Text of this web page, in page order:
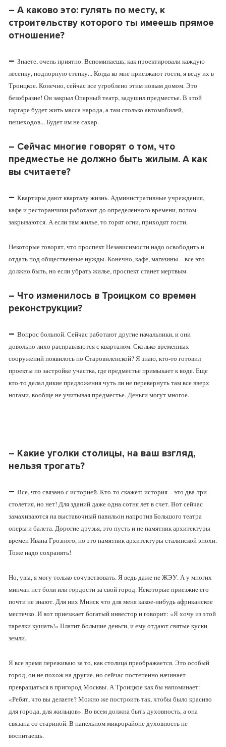
– А каково это: гулять по месту, к
строительству которого ты имеешь прямое
отношение?
– Знаете, очень приятно. Вспоминаешь, как проектировали каждую
лесенку, подпорную стенку... Когда ко мне приезжают гости, я веду их в
Троицкое. Конечно, сейчас все угроблено этим новым домом. Это
безобразие! Он закрыл Оперный театр, задушил предместье. В этой
гаргаре будет жить масса народа, а там столько автомобилей,
пешеходов... Будет им не сахар.
– Сейчас многие говорят о том, что
предместье не должно быть жилым. А как
вы считаете?
– Квартиры дают кварталу жизнь. Административные учреждения,
кафе и ресторанчики работают до определенного времени, потом
закрываются. А если там жилье, то горят огни, приходят гости.
Некоторые говорят, что проспект Независимости надо освободить и
отдать под общественные нужды. Конечно, кафе, магазины – все это
должно быть, но если убрать жилье, проспект станет мертвым.
– Что изменилось в Троицком со времен
реконструкции?
– Вопрос больной. Сейчас работают другие начальники, и они
довольно лихо расправляются с кварталом. Сколько временных
сооружений появилось по Старовиленской? Я знаю, кто-то готовил
проекты по застройке участка, где предместье примыкает к воде. Еще
кто-то делал дикие предложения чуть ли не перевернуть там все вверх
ногами, вообще не учитывая предместье. Деньги могут многое.
– Какие уголки столицы, на ваш взгляд,
нельзя трогать?
– Все, что связано с историей. Кто-то скажет: история – это два-три
столетия, но нет! Для зданий даже одна сотня лет в счет. Вот сейчас
замахиваются на выставочный павильон напротив Большого театра
оперы и балета. Дорогие друзья, это пусть и не памятник архитектуры
времен Ивана Грозного, но это памятник архитектуры сталинской эпохи.
Тоже надо сохранять!
Но, увы, я могу только сочувствовать. Я ведь даже не ЖЭУ. А у многих
минчан нет боли или гордости за свой город. Некоторые приезжие его
почти не знают. Для них Минск что для меня какое-нибудь африканское
местечко. И вот приезжает богатый инвестор и говорит: «Я хочу из этой
тарелки кушать!» Платит большие деньги, и ему отдают святые куски
земли.
Я все время переживаю за то, как столица преображается. Это особый
город, он не похож на другие, но сейчас постепенно начинает
превращаться в пригород Москвы. А Троицкое как бы напоминает:
«Ребят, что вы делаете? Можно же построить так, чтобы было красиво
для города, для жильцов». Во всем должна быть духовность, а она
связана со стариной. В панельном микрорайоне духовность не
воспитаешь.